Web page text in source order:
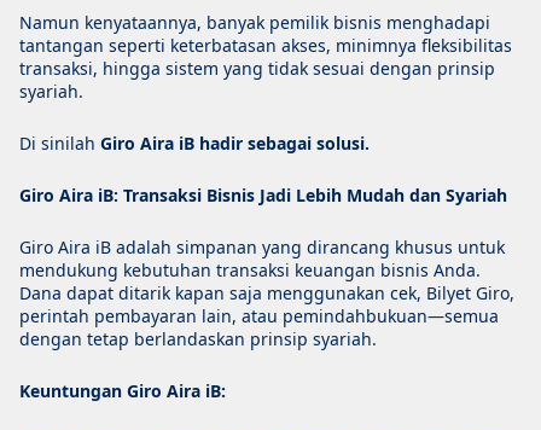
Namun kenyataannya, banyak pemilik bisnis menghadapi
tantangan seperti keterbatasan akses, minimnya fleksibilitas
transaksi, hingga sistem yang tidak sesuai dengan prinsip
syariah.
Di sinilah Giro Aira iB hadir sebagai solusi.
Giro Aira iB: Transaksi Bisnis Jadi Lebih Mudah dan Syariah
Giro Aira iB adalah simpanan yang dirancang khusus untuk
mendukung kebutuhan transaksi keuangan bisnis Anda.
Dana dapat ditarik kapan saja menggunakan cek, Bilyet Giro,
perintah pembayaran lain, atau pemindahbukuan—semua
dengan tetap berlandaskan prinsip syariah.
Keuntungan Giro Aira iB: